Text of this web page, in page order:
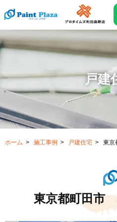
戸建
ホーム > 施工事例 > 戸建住宅 > 東京
東京都町田市